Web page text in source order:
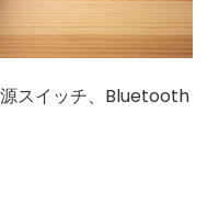
スイッチ、Bluetooth